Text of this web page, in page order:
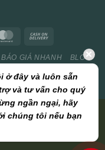
BÁO GIÁ NHANH
BLOG
ở đây và luôn sẵn
và tư vấn cho quý
ngần ngại, hãy
chúng tôi nếu bạn